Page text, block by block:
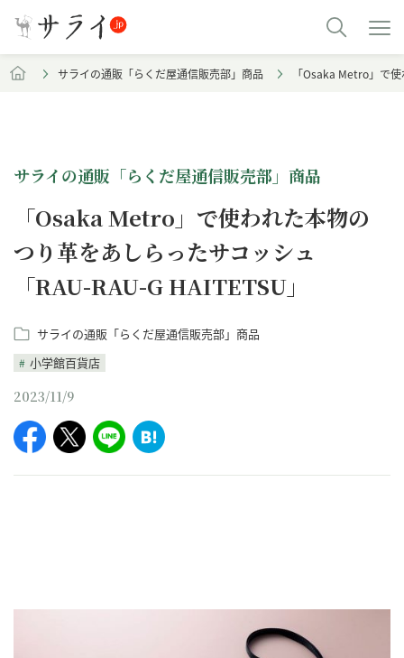
サライの通販「らくだ屋通信販売部」商品 「Osaka Metro」で
サライの通販「らくだ屋通信販売部」商品
「Osaka Metro」で使われた本物の
つり革をあしらったサコッシュ
「RAU-RAU-G HAITETSU」
サライの通販「らくだ屋通信販売部」商品
小学館百貨店
2023/11/9